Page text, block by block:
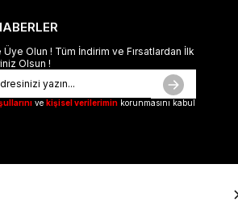
Olun ! Tüm İndirim ve Fırsatlardan İlk
Olsun !
ve kişisel verilerimin korunmasını kabul